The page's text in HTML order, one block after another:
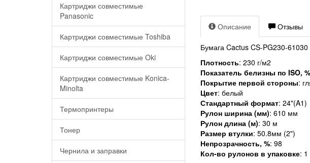
Картриджи совместимые
Panasonic
Картриджи совместимые Toshiba
Картриджи совместимые Oki
Картриджи совместимые Konica-
Minolta
Термопринтеры
Тонер
Чернила и заправки
Описание Отзывы
Бумага Cactus CS-PG230-
Плотность: 230 г/м2
Показатель белизны по ISO, %
Покрытие первой стороны:
Цвет: белый
Стандартный формат: 24"(A1)
Рулон ширина (мм): 610 мм
Рулон длина (м): 30 м
Размер втулки: 50.8мм (2")
Непрозрачность, %: 98
Кол-во рулонов в упаковке: 1